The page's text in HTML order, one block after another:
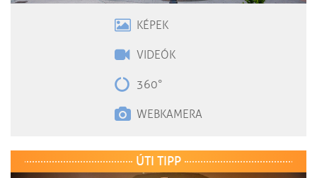
KÉPEK
VIDEÓK
360°
WEBKAMERA
ÚTI TIPP